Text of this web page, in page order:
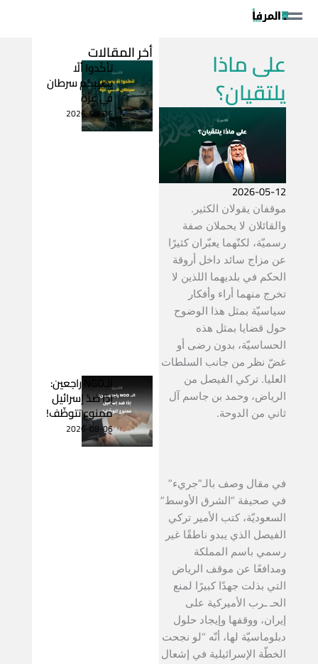
على ماذا
يلتقيان؟
2026-05-12
موقفان يقولان الكثير.
والقائلان لا يحملان صفة
رسميّة، لكنّهما يعبّران كثيرًا
عن مزاج سائد داخل أروقة
الحكم في بلديهما اللذين لا
تخرج منهما أراء وأفكار
سياسيّة بمثل هذا الوضوح
حول قضايا بمثل هذه
الحساسيّة، بدون رضى أو
غضّ نظر من جانب السلطات
العليا. تركي الفيصل من
الرياض، وحمد بن جاسم آل
ثاني من الدوحة.
في مقال وصف بالـ”جريء”
في صحيفة “الشرق الأوسط”
السعوديّة، كتب الأمير تركي
الفيصل الذي يبدو ناطقًا غير
رسمي باسم المملكة
ومدافعًا عن موقف الرياض
التي بذلت جهدًا كبيرًا لمنع
الحـ ـرب الأميركية على
إيران، ووقفها وإيجاد حلول
دبلوماسيّة لها، أنّه “لو نجحت
الخطّة الإسرائيلية في إشعال
أخر المقالات
تأكّدوا ألّا
يصيبكم سرطان
في غزّة
2026-08-06
الـNGO راجعين:
إذا ضدّ إسرائيل
ممنوع تتوظّف!
2026-08-06